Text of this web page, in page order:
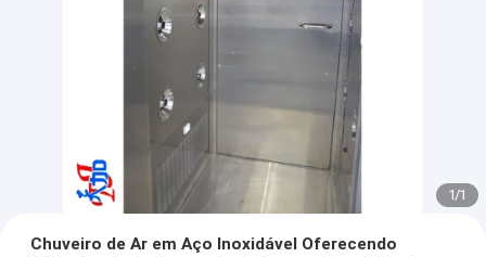
1/1
Chuveiro de Ar em Aço Inoxidável Oferecendo